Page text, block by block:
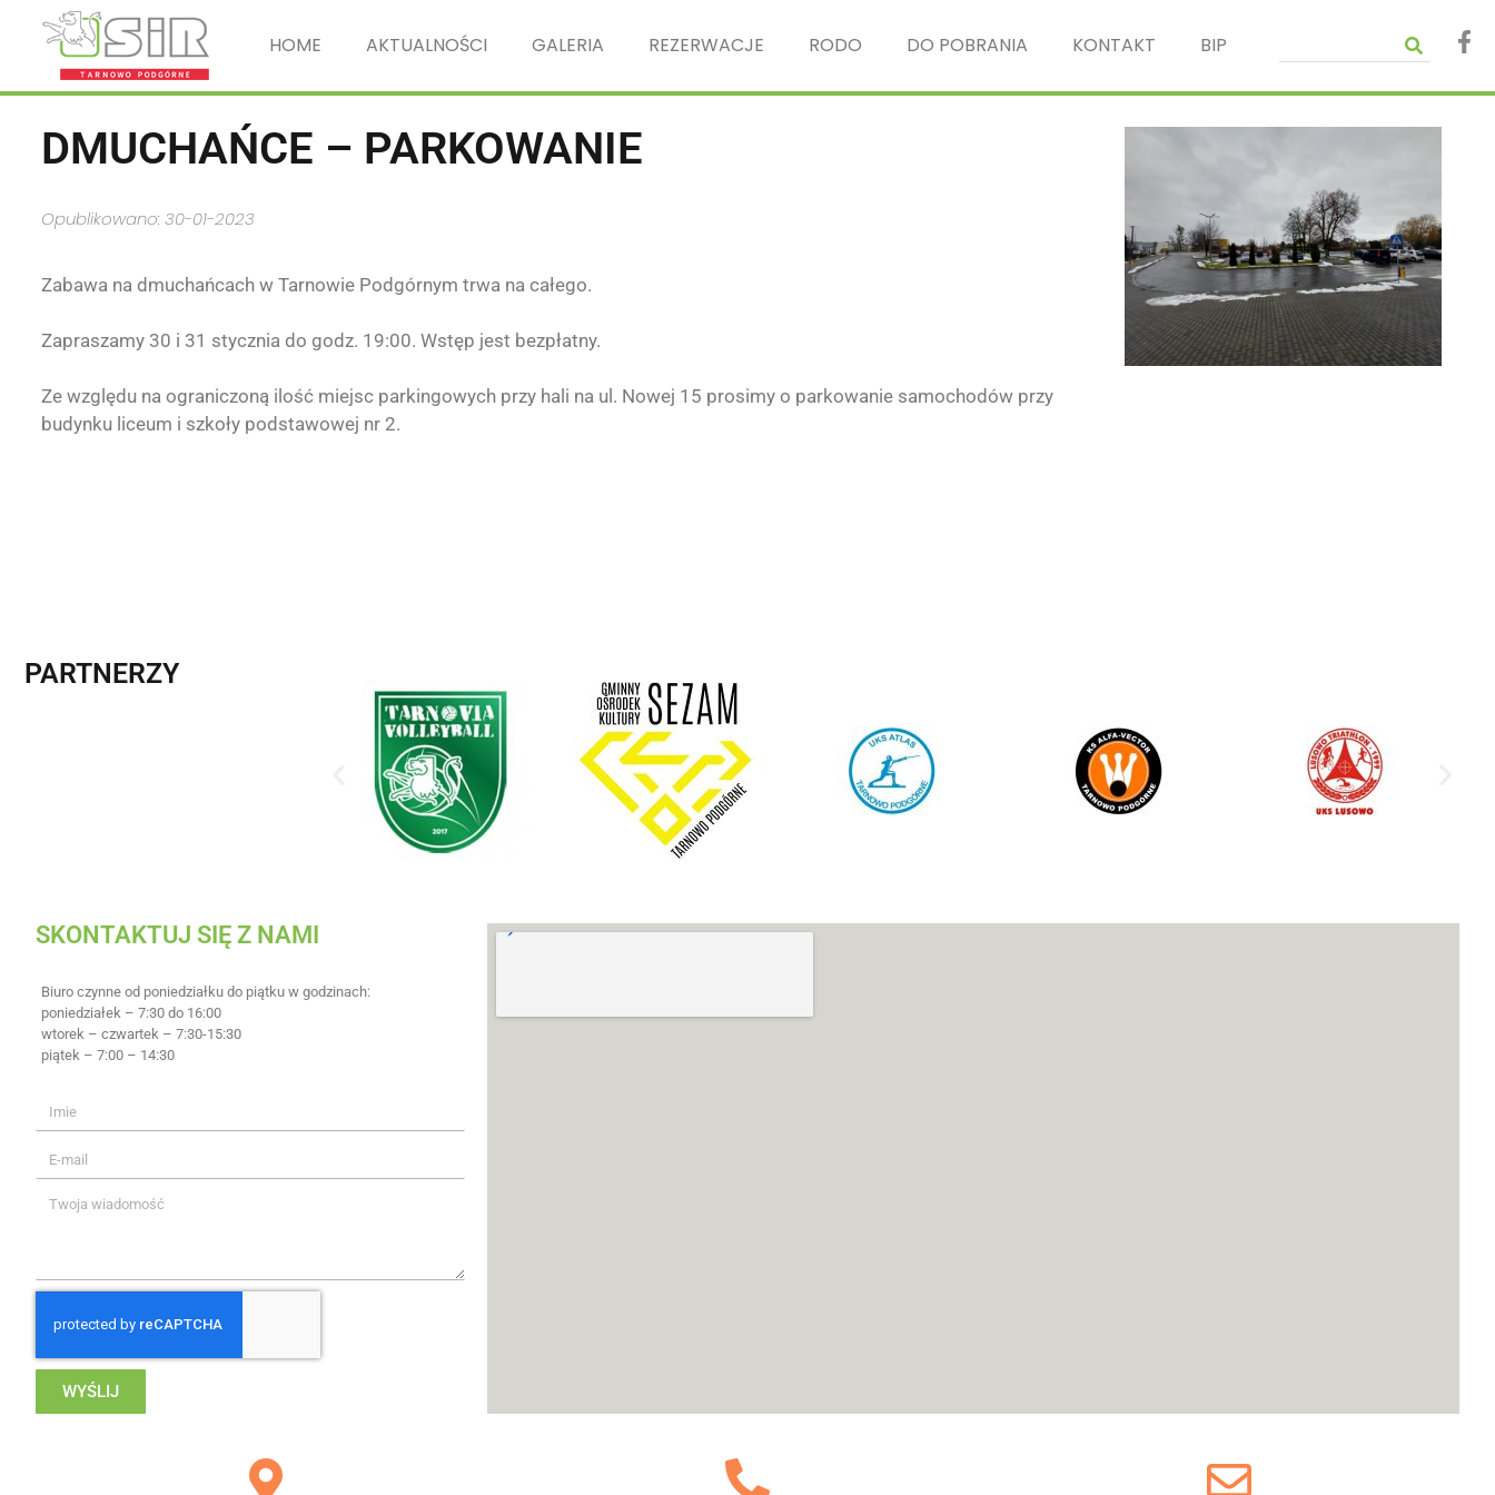
HOME AKTUALNOŚCI GALERIA REZERWACJE RODO DO POBRANIA KONTAKT BIP
DMUCHAŃCE – PARKOWANIE
Opublikowano: 30-01-2023
Zabawa na dmuchańcach w Tarnowie Podgórnym trwa na całego.
Zapraszamy 30 i 31 stycznia do godz. 19:00. Wstęp jest bezpłatny.
Ze względu na ograniczoną ilość miejsc parkingowych przy hali na ul. Nowej 15 prosimy o parkowanie samochodów przy
budynku liceum i szkoły podstawowej nr 2.
PARTNERZY
SKONTAKTUJ SIĘ Z NAMI
Biuro czynne od poniedziałku do piątku w godzinach:
poniedziałek – 7:30 do 16:00
wtorek – czwartek – 7:30-15:30
piątek – 7:00 – 14:30
WYŚLIJ